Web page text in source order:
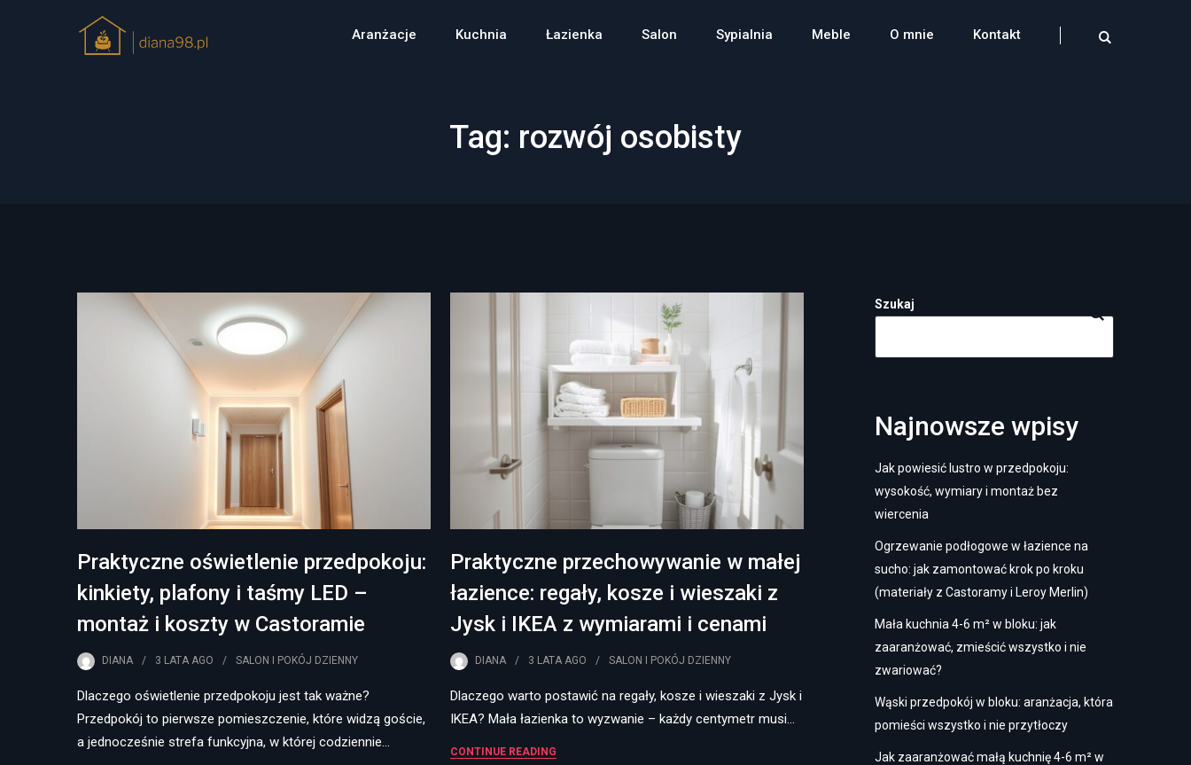
Aranżacje Kuchnia Łazienka Salon Sypialnia Meble O mnie Kontakt
Tag: rozwój osobisty
Praktyczne oświetlenie przedpokoju:
kinkiety, plafony i taśmy LED –
montaż i koszty w Castoramie
DIANA 3 LATA AGO SALON I POKÓJ DZIENNY
Dlaczego oświetlenie przedpokoju jest tak ważne?
Przedpokój to pierwsze pomieszczenie, które widzą goście,
a jednocześnie strefa funkcyjna, w której codziennie…
Praktyczne przechowywanie w małej
łazience: regały, kosze i wieszaki z
Jysk i IKEA z wymiarami i cenami
DIANA 3 LATAAGO SALON I POKÓJ DZIENNY
Dlaczego warto postawić na regały, kosze i wieszaki z Jysk i
IKEA? Mała łazienka to wyzwanie – każdy centymetr musi…
CONTINUE READING
Szukaj
Najnowsze wpisy
Jak powiesić lustro w przedpokoju:
wysokość, wymiary i montaż bez
wiercenia
Ogrzewanie podłogowe w łazience na
sucho: jak zamontować krok po kroku
(materiały z Castoramy i Leroy Merlin)
Mała kuchnia 4-6 m² w bloku: jak
zaaranżować, zmieścić wszystko i nie
zwariować?
Wąski przedpokój w bloku: aranżacja, która
pomieści wszystko i nie przytłoczy
Jak zaaranżować małą kuchnię 4-6 m² w